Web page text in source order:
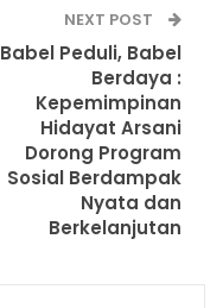
NEXT POST
Babel Peduli, Babel
Berdaya :
Kepemimpinan
Hidayat Arsani
Dorong Program
Sosial Berdampak
Nyata dan
Berkelanjutan